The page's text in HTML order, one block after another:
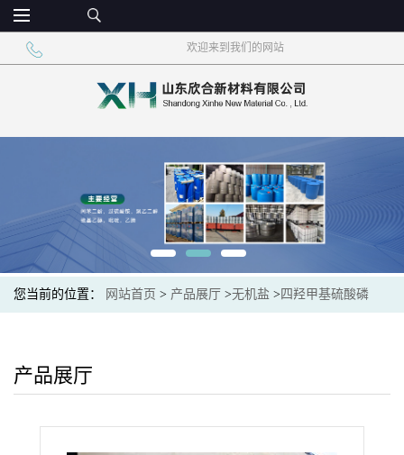
欢迎来到我们的网站
您当前的位置： 网站首页 > 产品展厅 >无机盐 > 四羟甲基硫酸磷
产品展厅